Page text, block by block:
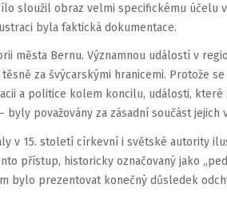
sloužil obraz velmi specifickému účelu
byla faktická dokumentace.
města Bernu. Významnou událostí v
za švýcarskými hranicemi. Protože
a politice kolem koncilu, události,
byly považovány za zásadní součást jejich
v 15. století církevní i světské autority
přístup, historicky označovaný jako
bylo prezentovat konečný důsledek